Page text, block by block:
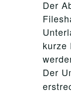
Der
kurze
Der